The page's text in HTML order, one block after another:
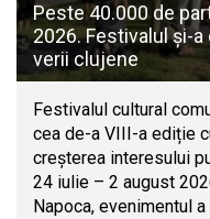
Peste 40.000 de
2026. Festivalul și-
verii clujene
Festivalul cultural
cea de-a VIII-a ediție
creșterea interesului
24 iulie – 2 august
Napoca, evenimentul